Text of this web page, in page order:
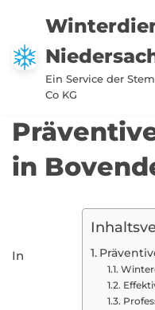
Zum
Inhalt
springenEin Service der
Co KG
in
In